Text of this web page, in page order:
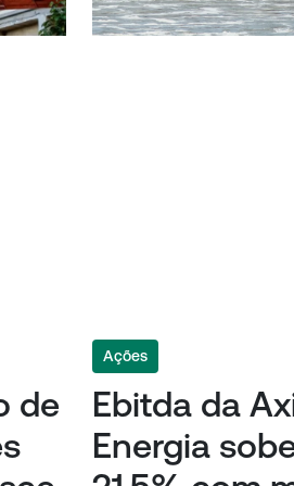
de
Ações
Ebitda da
Energia